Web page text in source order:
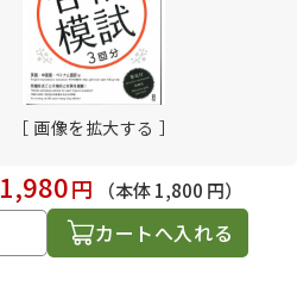
［ 画像を拡大する ］
1,980円
（本体 1,800 円）
カートへ入れる